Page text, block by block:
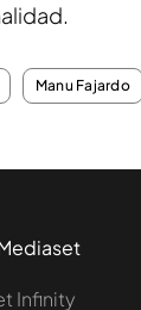
Manu Fajardo
Infinity